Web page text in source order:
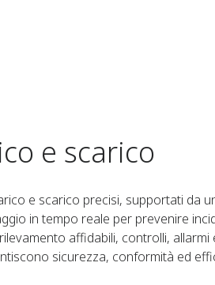
e scarico​
e scarico precisi, supportati da
in tempo reale per prevenire
affidabili, controlli, allarmi
sicurezza, conformità ed